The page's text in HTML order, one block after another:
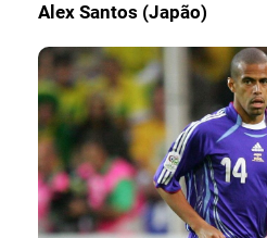
Alex Santos (Japão)